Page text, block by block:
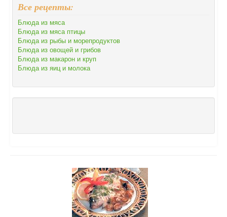
Все рецепты:
Блюда из мяса
Блюда из мяса птицы
Блюда из рыбы и морепродуктов
Блюда из овощей и грибов
Блюда из макарон и круп
Блюда из яиц и молока